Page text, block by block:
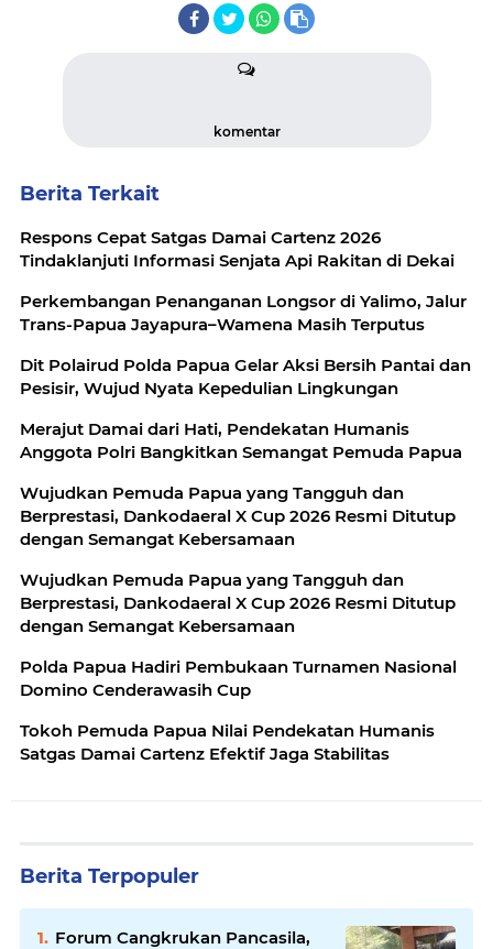
komentar
Berita Terkait
Respons Cepat Satgas Damai Cartenz 2026
Tindaklanjuti Informasi Senjata Api Rakitan di Dekai
Perkembangan Penanganan Longsor di Yalimo, Jalur
Trans-Papua Jayapura–Wamena Masih Terputus
Dit Polairud Polda Papua Gelar Aksi Bersih Pantai dan
Pesisir, Wujud Nyata Kepedulian Lingkungan
Merajut Damai dari Hati, Pendekatan Humanis
Anggota Polri Bangkitkan Semangat Pemuda Papua
Wujudkan Pemuda Papua yang Tangguh dan
Berprestasi, Dankodaeral X Cup 2026 Resmi Ditutup
dengan Semangat Kebersamaan
Wujudkan Pemuda Papua yang Tangguh dan
Berprestasi, Dankodaeral X Cup 2026 Resmi Ditutup
dengan Semangat Kebersamaan
Polda Papua Hadiri Pembukaan Turnamen Nasional
Domino Cenderawasih Cup
Tokoh Pemuda Papua Nilai Pendekatan Humanis
Satgas Damai Cartenz Efektif Jaga Stabilitas
Berita Terpopuler
Forum Cangkrukan Pancasila,